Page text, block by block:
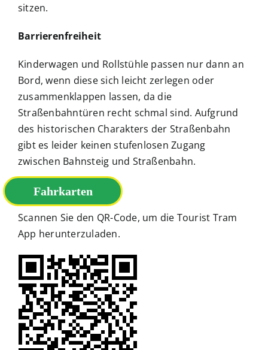
sitzen.
Barrierenfreiheit
Kinderwagen und Rollstühle passen nur dann an
Bord, wenn diese sich leicht zerlegen oder
zusammenklappen lassen, da die
Straßenbahntüren recht schmal sind. Aufgrund
des historischen Charakters der Straßenbahn
gibt es leider keinen stufenlosen Zugang
zwischen Bahnsteig und Straßenbahn.
Tourist Tram App
Scannen Sie den QR-Code, um die Tourist Tram
App herunterzuladen.
Fahrkarten